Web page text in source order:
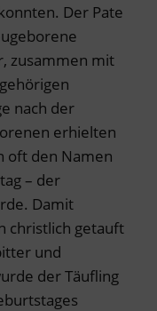
Der Pate
zusammen mit
nach der
erhielten
oft den Namen
– der
Damit
christlich getauft
und
der Täufling